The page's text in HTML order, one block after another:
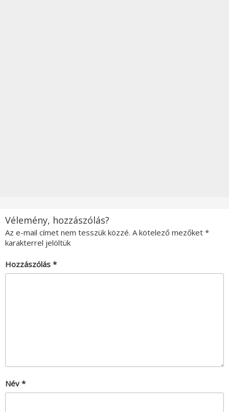
Vélemény, hozzászólás?
Az e-mail címet nem tesszük közzé. A kötelező mezőket *
karakterrel jelöltük
Hozzászólás *
Név *